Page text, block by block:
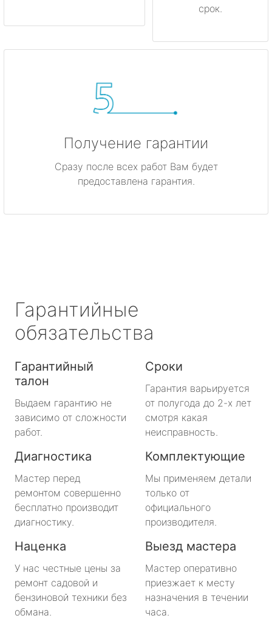
срок.
Получение гарантии
Сразу после всех работ Вам будет
предоставлена гарантия.
Гарантийные
обязательства
Гарантийный
талон
Выдаем гарантию не
зависимо от сложности
работ.
Сроки
Гарантия варьируется
от полугода до 2-х лет
смотря какая
неисправность.
Диагностика
Мастер перед
ремонтом совершенно
бесплатно производит
диагностику.
Комплектующие
Мы применяем детали
только от
официального
производителя.
Наценка
У нас честные цены за
ремонт садовой и
бензиновой техники без
обмана.
Выезд мастера
Мастер оперативно
приезжает к месту
назначения в течении
часа.